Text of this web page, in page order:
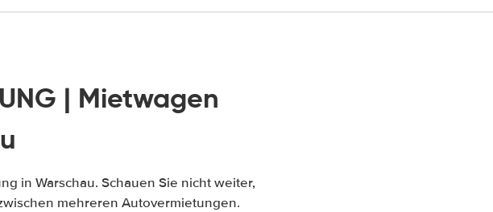
| Mietwagen
in Warschau. Schauen Sie nicht weiter,
mehreren Autovermietungen.